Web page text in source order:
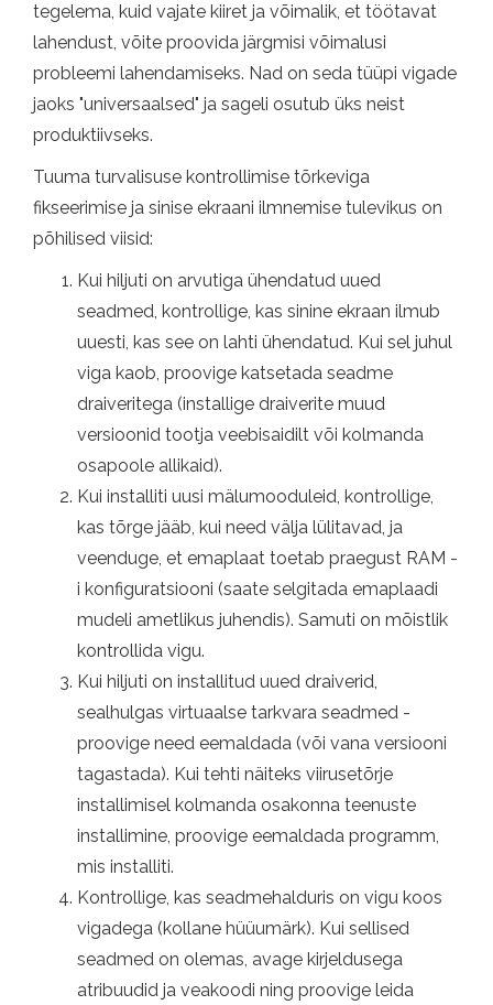
tegelema, kuid vajate kiiret ja võimalik, et töötavat
lahendust, võite proovida järgmisi võimalusi
probleemi lahendamiseks. Nad on seda tüüpi vigade
jaoks "universaalsed" ja sageli osutub üks neist
produktiivseks.
Tuuma turvalisuse kontrollimise tõrkeviga
fikseerimise ja sinise ekraani ilmnemise tulevikus on
põhilised viisid:
Kui hiljuti on arvutiga ühendatud uued
seadmed, kontrollige, kas sinine ekraan ilmub
uuesti, kas see on lahti ühendatud. Kui sel juhul
viga kaob, proovige katsetada seadme
draiveritega (installige draiverite muud
versioonid tootja veebisaidilt või kolmanda
osapoole allikaid).
Kui installiti uusi mälumooduleid, kontrollige,
kas tõrge jääb, kui need välja lülitavad, ja
veenduge, et emaplaat toetab praegust RAM -
i konfiguratsiooni (saate selgitada emaplaadi
mudeli ametlikus juhendis). Samuti on mõistlik
kontrollida vigu.
Kui hiljuti on installitud uued draiverid,
sealhulgas virtuaalse tarkvara seadmed -
proovige need eemaldada (või vana versiooni
tagastada). Kui tehti näiteks viirusetõrje
installimisel kolmanda osakonna teenuste
installimine, proovige eemaldada programm,
mis installiti.
Kontrollige, kas seadmehalduris on vigu koos
vigadega (kollane hüüumärk). Kui sellised
seadmed on olemas, avage kirjeldusega
atribuudid ja veakoodi ning proovige leida